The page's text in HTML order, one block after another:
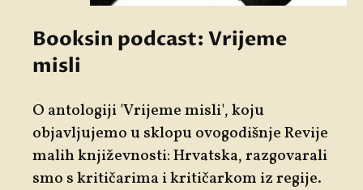
Booksin podcast: Vrijeme
misli
O antologiji 'Vrijeme misli', koju
objavljujemo u sklopu ovogodišnje Revije
malih književnosti: Hrvatska, razgovarali
smo s kritičarima i kritičarkom iz regije.